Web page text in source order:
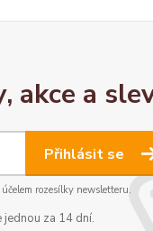
akce a
Přihlásit se
rozesílky newsletteru.
za 14 dní.